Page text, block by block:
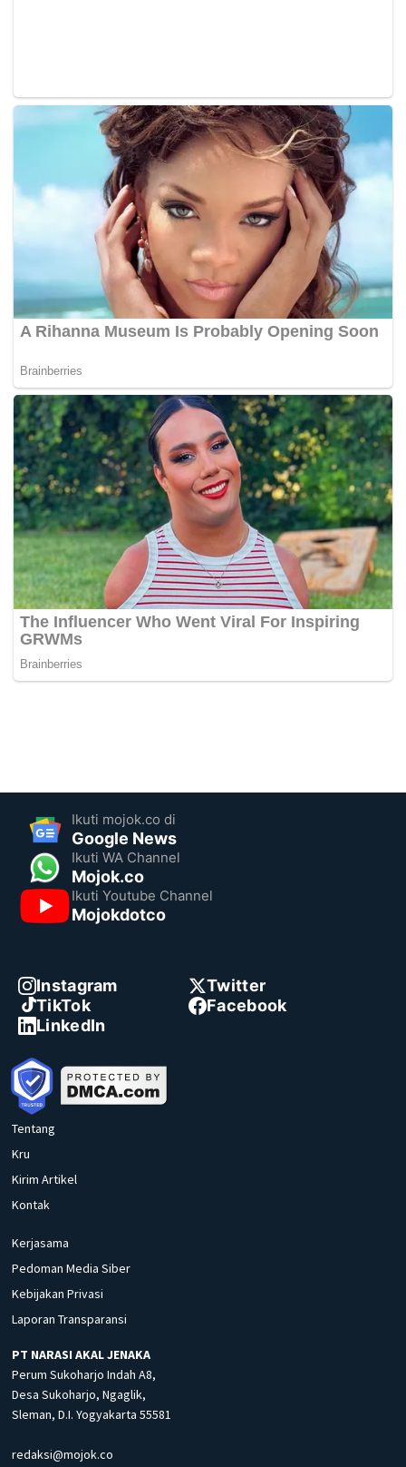
Ikuti mojok.co di
Google News
Ikuti WA Channel
Mojok.co
Ikuti Youtube Channel
Mojokdotco
Instagram
Twitter
TikTok
Facebook
LinkedIn
Tentang
Kru
Kirim Artikel
Kontak
Kerjasama
Pedoman Media Siber
Kebijakan Privasi
Laporan Transparansi
PT NARASI AKAL JENAKA
Perum Sukoharjo Indah A8,
Desa Sukoharjo, Ngaglik,
Sleman, D.I. Yogyakarta 55581
redaksi@mojok.co